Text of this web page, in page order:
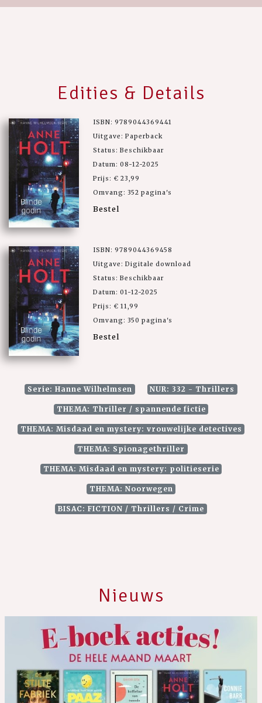
Edities & Details
ISBN: 9789044369441
Uitgave: Paperback
Status: Beschikbaar
Datum: 08-12-2025
Prijs: € 23,99
Omvang: 352 pagina's
Bestel
ISBN: 9789044369458
Uitgave: Digitale download
Status: Beschikbaar
Datum: 01-12-2025
Prijs: € 11,99
Omvang: 350 pagina's
Bestel
Serie: Hanne Wilhelmsen NUR: 332 - Thrillers
THEMA: Thriller / spannende fictie
THEMA: Misdaad en mystery: vrouwelijke detectives
THEMA: Spionagethriller
THEMA: Misdaad en mystery: politieserie
THEMA: Noorwegen
BISAC: FICTION / Thrillers / Crime
Nieuws